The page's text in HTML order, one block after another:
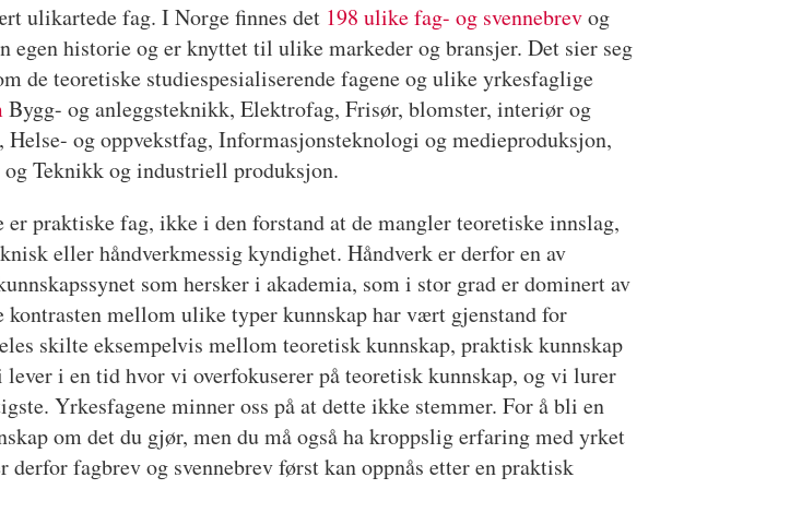
ulikartede fag. I Norge finnes det 198 ulike fag- og svennebrevog
egen historie og er knyttet til ulike markeder og bransjer. Det sier seg
de teoretiske studiespesialiserende fagene og ulike yrkesfaglige
Bygg- og anleggsteknikk, Elektrofag, Frisør, blomster, interiør og
og oppvekstfag, Informasjonsteknologi og medieproduksjon,
Teknikk og industriell produksjon.
praktiske fag, ikke i den forstand at de mangler teoretiske innslag,
eller håndverkmessig kyndighet. Håndverk er derfor en av
som hersker i akademia, som i stor grad er dominert av
mellom ulike typer kunnskap har vært gjenstand for
skilte eksempelvis mellom teoretisk kunnskap, praktisk kunnskap
i en tid hvor vi overfokuserer på teoretisk kunnskap, og vi lurer
Yrkesfagene minner oss på at dette ikke stemmer. For å bli en
om det du gjør, men du må også ha kroppslig erfaring med yrket
derfor fagbrev og svennebrev først kan oppnås etter en praktisk